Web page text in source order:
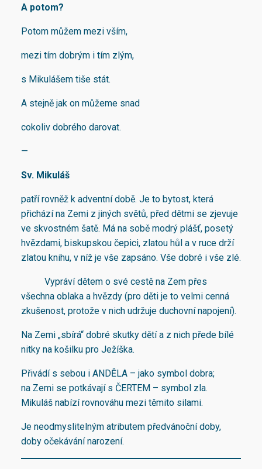
A potom?
Potom můžem mezi vším,
mezi tím dobrým i tím zlým,
s Mikulášem tiše stát.
A stejně jak on můžeme snad
cokoliv dobrého darovat.
—
Sv. Mikuláš
patří rovněž k adventní době. Je to bytost, která
přichází na Zemi z jiných světů, před dětmi se zjevuje
ve skvostném šatě. Má na sobě modrý plášť, posetý
hvězdami, biskupskou čepici, zlatou hůl a v ruce drží
zlatou knihu, v níž je vše zapsáno. Vše dobré i vše zlé.
Vypráví dětem o své cestě na Zem přes
všechna oblaka a hvězdy (pro děti je to velmi cenná
zkušenost, protože v nich udržuje duchovní napojení).
Na Zemi „sbírá“ dobré skutky dětí a z nich přede bílé
nitky na košilku pro Ježíška.
Přivádí s sebou i ANDĚLA – jako symbol dobra;
na Zemi se potkávají s ČERTEM – symbol zla.
Mikuláš nabízí rovnováhu mezi těmito silami.
Je neodmyslitelným atributem předvánoční doby,
doby očekávání narození.